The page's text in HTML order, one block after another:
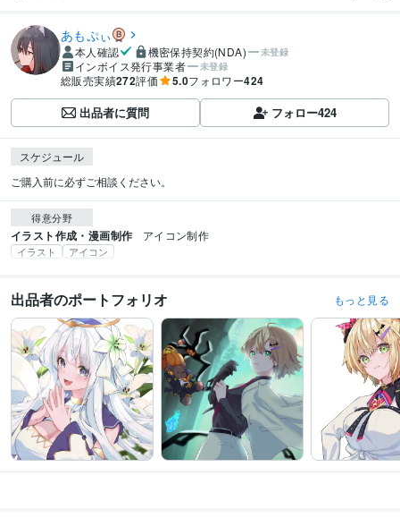
あもぷぃ
本人確認 機密保持契約(NDA) 未登録
インボイス発行事業者 未登録
総販売実績272評価 5.0フォロワー424
出品者に質問 フォロー424
スケジュール
ご購入前に必ずご相談ください。
得意分野
イラスト作成・漫画制作 アイコン制作
イラスト アイコン
出品者のポートフォリオ もっと見る